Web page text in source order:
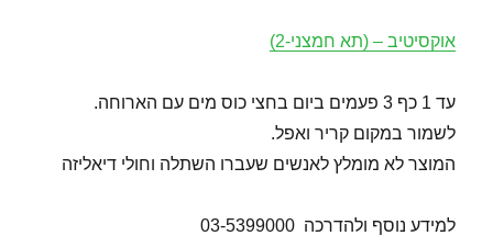
אוקסיטיב – (תא חמצני-2)
עד 1 כף 3 פעמים ביום בחצי כוס מים עם הארוחה.
לשמור במקום קריר ואפל.
המוצר לא מומלץ לאנשים שעברו השתלה וחולי דיאליזה
למידע נוסף ולהדרכה 03-5399000